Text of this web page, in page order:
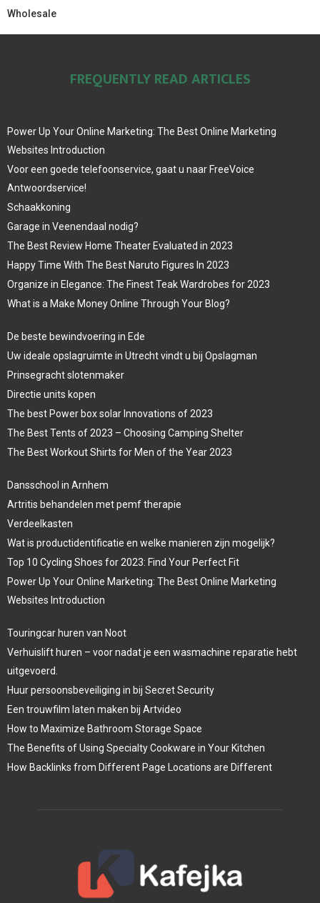
Wholesale
FREQUENTLY READ ARTICLES
Power Up Your Online Marketing: The Best Online Marketing
Websites Introduction
Voor een goede telefoonservice, gaat u naar FreeVoice
Antwoordservice!
Schaakkoning
Garage in Veenendaal nodig?
The Best Review Home Theater Evaluated in 2023
Happy Time With The Best Naruto Figures In 2023
Organize in Elegance: The Finest Teak Wardrobes for 2023
What is a Make Money Online Through Your Blog?
De beste bewindvoering in Ede
Uw ideale opslagruimte in Utrecht vindt u bij Opslagman
Prinsegracht slotenmaker
Directie units kopen
The best Power box solar Innovations of 2023
The Best Tents of 2023 – Choosing Camping Shelter
The Best Workout Shirts for Men of the Year 2023
Dansschool in Arnhem
Artritis behandelen met pemf therapie
Verdeelkasten
Wat is productidentificatie en welke manieren zijn mogelijk?
Top 10 Cycling Shoes for 2023: Find Your Perfect Fit
Power Up Your Online Marketing: The Best Online Marketing
Websites Introduction
Touringcar huren van Noot
Verhuislift huren – voor nadat je een wasmachine reparatie hebt
uitgevoerd.
Huur persoonsbeveiliging in bij Secret Security
Een trouwfilm laten maken bij Artvideo
How to Maximize Bathroom Storage Space
The Benefits of Using Specialty Cookware in Your Kitchen
How Backlinks from Different Page Locations are Different